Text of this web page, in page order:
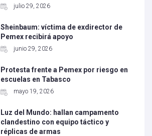
julio 29, 2026
Sheinbaum: víctima de exdirector de
Pemex recibirá apoyo
junio 29, 2026
Protesta frente a Pemex por riesgo en
escuelas en Tabasco
mayo 19, 2026
Luz del Mundo: hallan campamento
clandestino con equipo táctico y
réplicas de armas